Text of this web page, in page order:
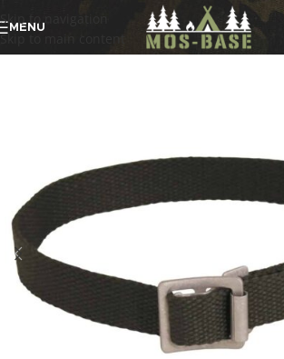
Skip to navigation
Skip to main content
MENU